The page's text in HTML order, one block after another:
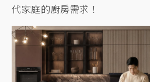
代家庭的廚房需求！